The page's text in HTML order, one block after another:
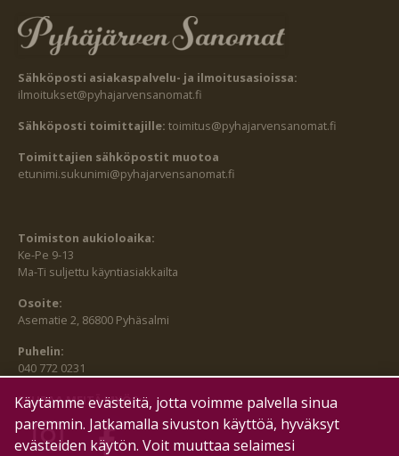
Sähköposti asiakaspalvelu- ja ilmoitusasioissa:
ilmoitukset@pyhajarvensanomat.fi
Sähköposti toimittajille: toimitus@pyhajarvensanomat.fi
Toimittajien sähköpostit muotoa
etunimi.sukunimi@pyhajarvensanomat.fi
Toimiston aukioloaika:
Ke-Pe 9-13
Ma-Ti suljettu käyntiasiakkailta
Osoite:
Asematie 2, 86800 Pyhäsalmi
Puhelin:
040 772 0231
SEURAA MEITÄ MYÖS:
Käytämme evästeitä, jotta voimme palvella sinua
paremmin. Jatkamalla sivuston käyttöä, hyväksyt
evästeiden käytön. Voit muuttaa selaimesi